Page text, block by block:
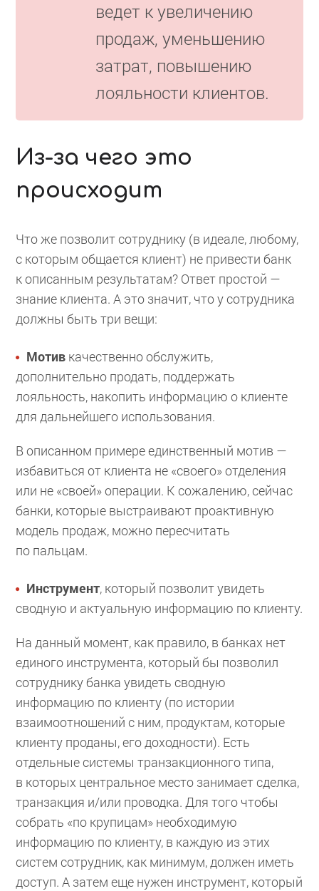
ведет к увеличению
продаж, уменьшению
затрат, повышению
лояльности клиентов.
Из-за чего это
происходит
Что же позволит сотруднику (в идеале, любому,
с которым общается клиент) не привести банк
к описанным результатам? Ответ простой —
знание клиента. А это значит, что у сотрудника
должны быть три вещи:
Мотив качественно обслужить,
дополнительно продать, поддержать
лояльность, накопить информацию о клиенте
для дальнейшего использования.
В описанном примере единственный мотив —
избавиться от клиента не «своего» отделения
или не «своей» операции. К сожалению, сейчас
банки, которые выстраивают проактивную
модель продаж, можно пересчитать
по пальцам.
Инструмент, который позволит увидеть
сводную и актуальную информацию по клиенту.
На данный момент, как правило, в банках нет
единого инструмента, который бы позволил
сотруднику банка увидеть сводную
информацию по клиенту (по истории
взаимоотношений с ним, продуктам, которые
клиенту проданы, его доходности). Есть
отдельные системы транзакционного типа,
в которых центральное место занимает сделка,
транзакция и/или проводка. Для того чтобы
собрать «по крупицам» необходимую
информацию по клиенту, в каждую из этих
систем сотрудник, как минимум, должен иметь
доступ. А затем еще нужен инструмент, который